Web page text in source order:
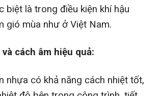
biệt là trong điều kiện khí hậu
gió mùa như ở Việt Nam.
cách âm hiệu quả:
nhựa có khả năng cách nhiệt tốt,